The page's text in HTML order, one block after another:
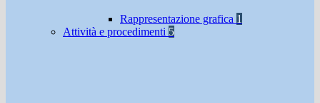
Rappresentazione grafica 1
Attività e procedimenti 5